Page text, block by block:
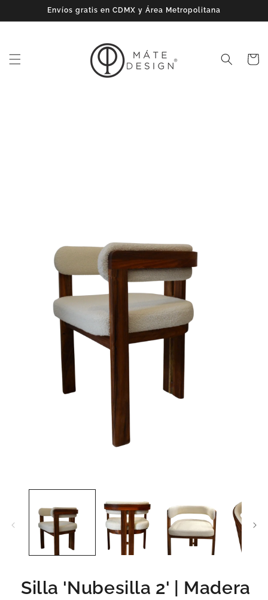
directamente
al contenido
Envíos gratis en CDMX y Área Metropolitana
Carrito
Silla 'Nubesilla 2' | Madera